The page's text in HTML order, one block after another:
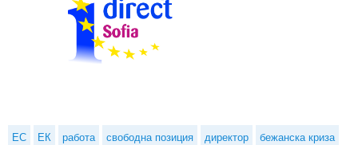
ЕС ЕК работа свободна позиция директор бежанска криза